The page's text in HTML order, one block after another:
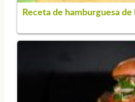
Receta de hamburguesa